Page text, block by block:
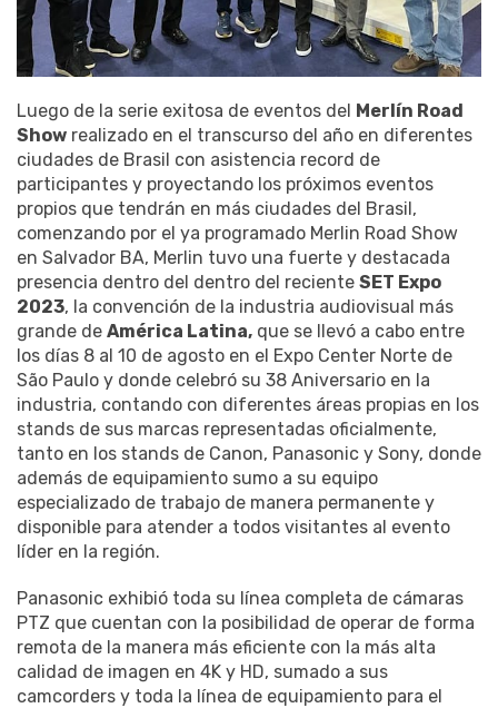
Luego de la serie exitosa de eventos del Merlín Road
Show realizado en el transcurso del año en diferentes
ciudades de Brasil con asistencia record de
participantes y proyectando los próximos eventos
propios que tendrán en más ciudades del Brasil,
comenzando por el ya programado Merlin Road Show
en Salvador BA, Merlin tuvo una fuerte y destacada
presencia dentro del dentro del reciente SET Expo
2023, la convención de la industria audiovisual más
grande de América Latina, que se llevó a cabo entre
los días 8 al 10 de agosto en el Expo Center Norte de
São Paulo y donde celebró su 38 Aniversario en la
industria, contando con diferentes áreas propias en los
stands de sus marcas representadas oficialmente,
tanto en los stands de Canon, Panasonic y Sony, donde
además de equipamiento sumo a su equipo
especializado de trabajo de manera permanente y
disponible para atender a todos visitantes al evento
líder en la región.
Panasonic exhibió toda su línea completa de cámaras
PTZ que cuentan con la posibilidad de operar de forma
remota de la manera más eficiente con la más alta
calidad de imagen en 4K y HD, sumado a sus
camcorders y toda la línea de equipamiento para el